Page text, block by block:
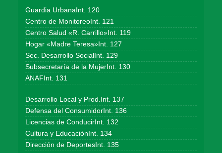
Guardia UrbanaInt. 120
Centro de MonitoreoInt. 121
Centro Salud «R. Carrillo»Int. 119
Hogar «Madre Teresa»Int. 127
Sec. Desarrollo SocialInt. 129
Subsecretaría de la MujerInt. 130
ANAFInt. 131
Desarrollo Local y Prod.Int. 137
Defensa del ConsumidorInt. 136
Licencias de ConducirInt. 132
Cultura y EducaciónInt. 134
Dirección de DeportesInt. 135